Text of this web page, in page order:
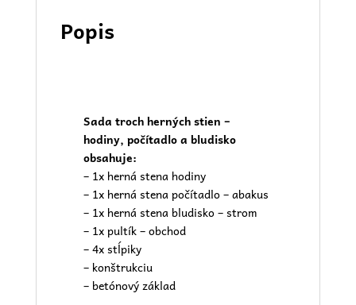
Popis
Sada troch herných stien –
hodiny, počítadlo a bludisko
obsahuje:
– 1x herná stena hodiny
– 1x herná stena počítadlo – abakus
– 1x herná stena bludisko – strom
– 1x pultík – obchod
– 4x stĺpiky
– konštrukciu
– betónový základ